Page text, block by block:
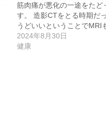
筋肉痛が悪化の一途をたど
す。 造影CTをとる時期だ
うどいいということでMRI
2024年8月30日
健康